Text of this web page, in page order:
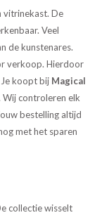
vitrinekast. De
Veel
de kunstenares.
verkoop. Hierdoor
koopt bij Magical
controleren elk
bestelling altijd
met het sparen
collectie wisselt